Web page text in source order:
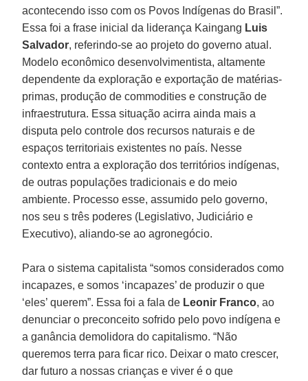
acontecendo isso com os Povos Indígenas do Brasil”.
Essa foi a frase inicial da liderança Kaingang Luis
Salvador, referindo-se ao projeto do governo atual.
Modelo econômico desenvolvimentista, altamente
dependente da exploração e exportação de matérias-
primas, produção de commodities e construção de
infraestrutura. Essa situação acirra ainda mais a
disputa pelo controle dos recursos naturais e de
espaços territoriais existentes no país. Nesse
contexto entra a exploração dos territórios indígenas,
de outras populações tradicionais e do meio
ambiente. Processo esse, assumido pelo governo,
nos seu s três poderes (Legislativo, Judiciário e
Executivo), aliando-se ao agronegócio.
Para o sistema capitalista “somos considerados como
incapazes, e somos ‘incapazes’ de produzir o que
‘eles’ querem”. Essa foi a fala de Leonir Franco, ao
denunciar o preconceito sofrido pelo povo indígena e
a ganância demolidora do capitalismo. “Não
queremos terra para ficar rico. Deixar o mato crescer,
dar futuro a nossas crianças e viver é o que